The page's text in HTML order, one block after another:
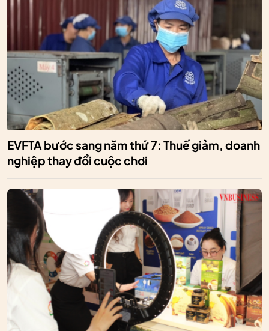
EVFTA bước sang năm thứ 7: Thuế giảm, doanh
nghiệp thay đổi cuộc chơi